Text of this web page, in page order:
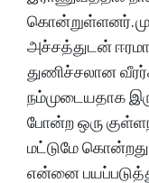
கொன்றுள்ளனர்.
அச்சத்துடன்
துணிச்சலான
நம்முடையதாக
போன்ற ஒரு
மட்டுமே
என்னை